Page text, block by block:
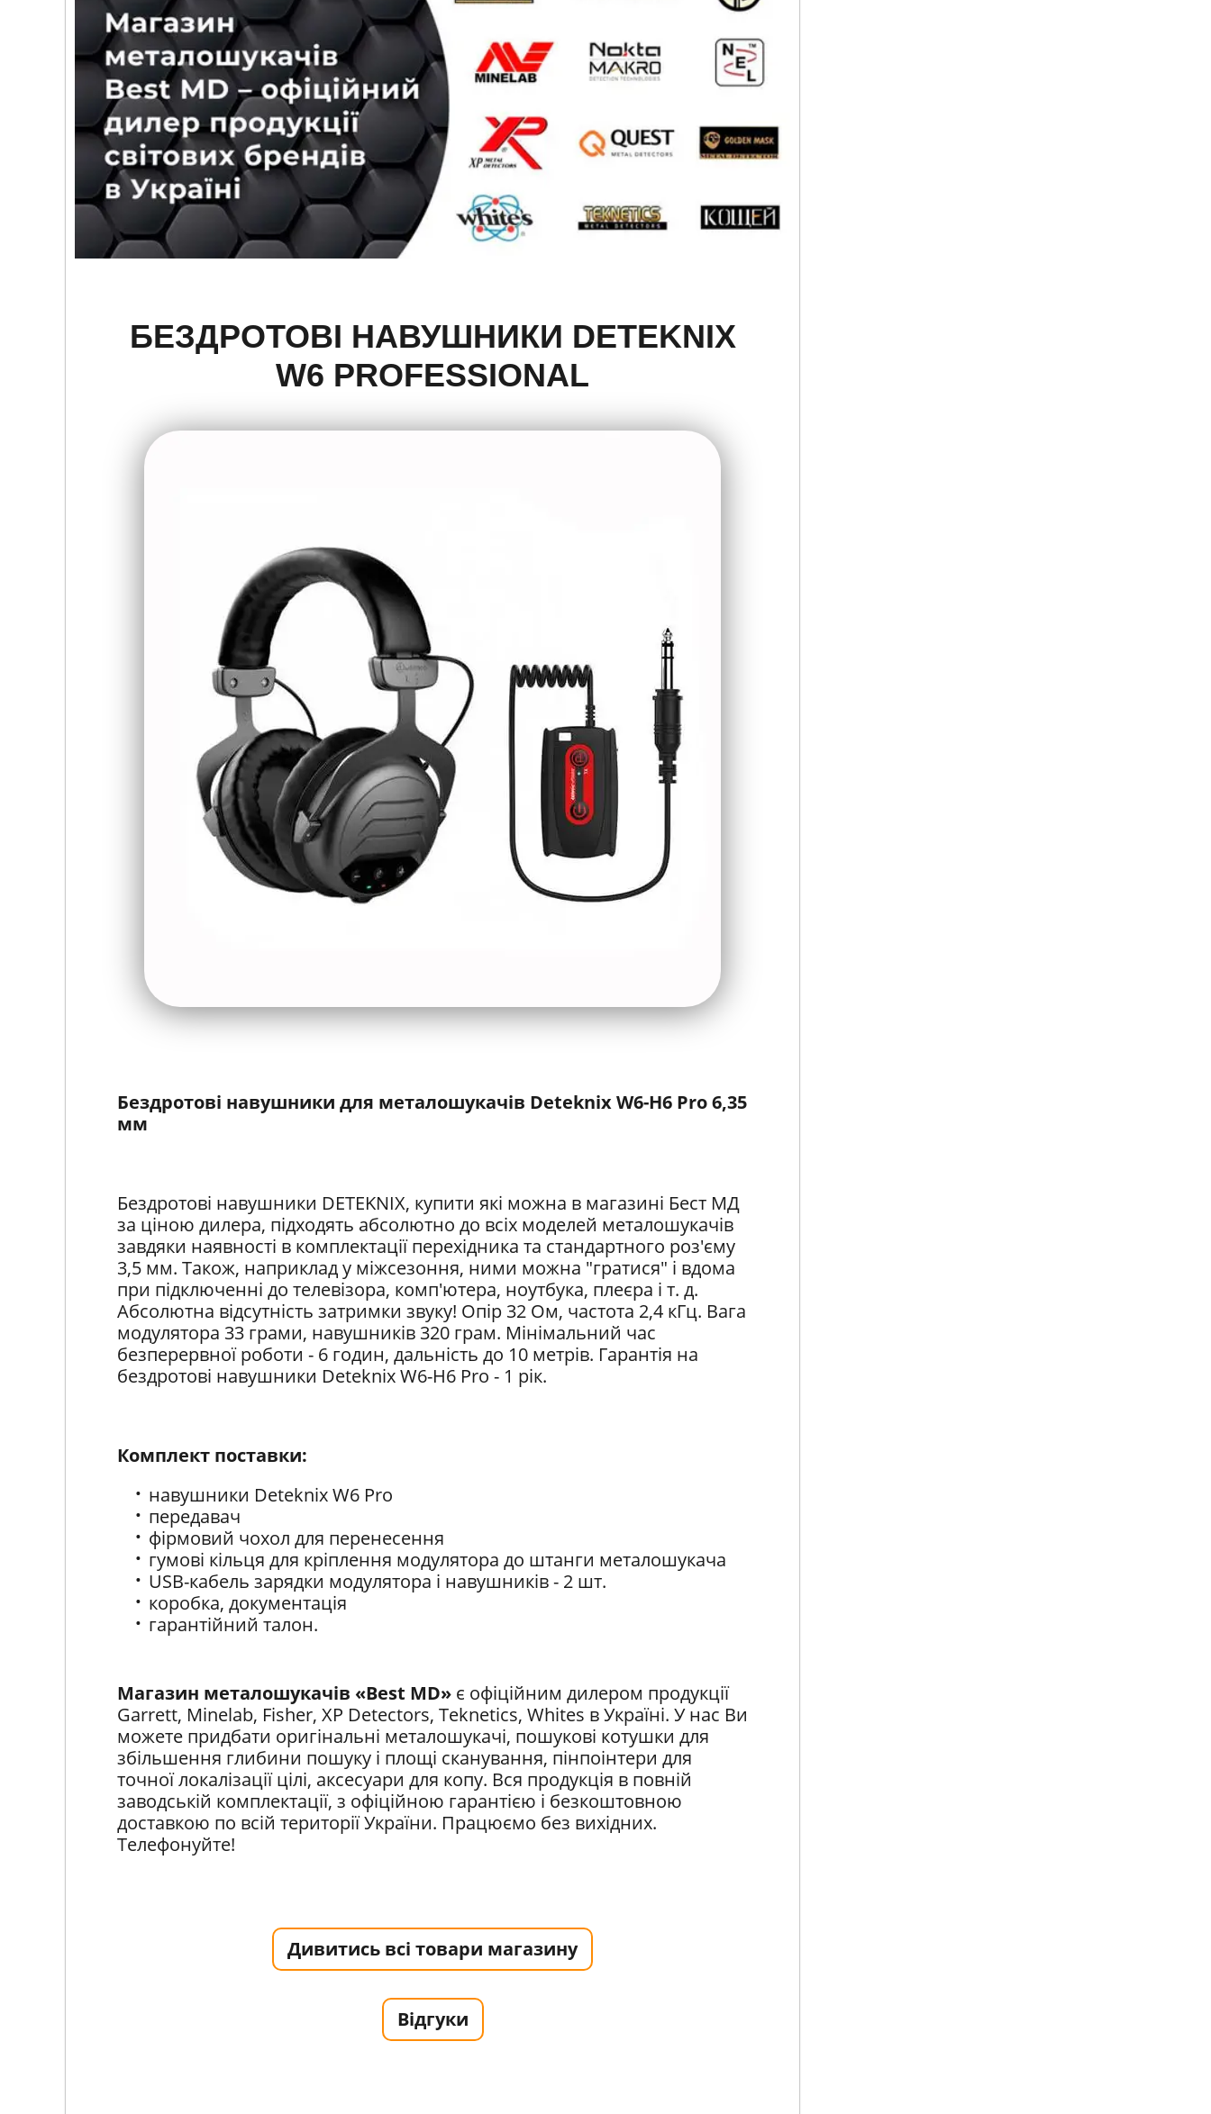
БЕЗДРОТОВІ НАВУШНИКИ DETEKNIX
W6 PROFESSIONAL
Бездротові навушники для металошукачів Deteknix W6-H6 Pro 6,35
мм
Бездротові навушники DETEKNIX, купити які можна в магазині Бест МД
за ціною дилера, підходять абсолютно до всіх моделей металошукачів
завдяки наявності в комплектації перехідника та стандартного роз'єму
3,5 мм. Також, наприклад у міжсезоння, ними можна "гратися" і вдома
при підключенні до телевізора, комп'ютера, ноутбука, плеєра і т. д.
Абсолютна відсутність затримки звуку! Опір 32 Ом, частота 2,4 кГц. Вага
модулятора 33 грами, навушників 320 грам. Мінімальний час
безперервної роботи - 6 годин, дальність до 10 метрів. Гарантія на
бездротові навушники Deteknix W6-H6 Pro - 1 рік.
Комплект поставки:
навушники Deteknix W6 Pro
передавач
фірмовий чохол для перенесення
гумові кільця для кріплення модулятора до штанги металошукача
USB-кабель зарядки модулятора і навушників - 2 шт.
коробка, документація
гарантійний талон.
Магазин металошукачів «Best MD» є офіційним дилером продукції
Garrett, Minelab, Fisher, XP Detectors, Teknetics, Whites в Україні. У нас Ви
можете придбати оригінальні металошукачі, пошукові котушки для
збільшення глибини пошуку і площі сканування, пінпоінтери для
точної локалізації цілі, аксесуари для копу. Вся продукція в повній
заводській комплектації, з офіційною гарантією і безкоштовною
доставкою по всій території України. Працюємо без вихідних.
Телефонуйте!
Дивитись всі товари магазину
Відгуки